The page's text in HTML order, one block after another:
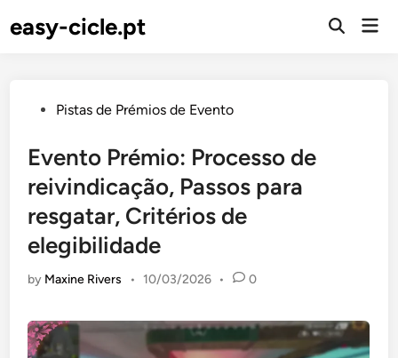
toeasy-cicle.pt
Open
PostedPistas de Prémios de Evento
Evento Prémio: Processo de
reivindicação, Passos para
resgatar, Critérios de
elegibilidade
by Maxine Rivers • 10/03/2026 • 0